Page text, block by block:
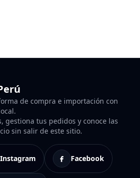
de compra e importación con
gestiona tus pedidos y conoce las
sin salir de este sitio.
Instagram Facebook